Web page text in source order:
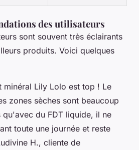
des utilisateurs
sont souvent très éclairants
produits. Voici quelques
minéral Lily Lolo est top ! Le
zones sèches sont beaucoup
qu'avec du FDT liquide, il ne
toute une journée et reste
H., cliente de